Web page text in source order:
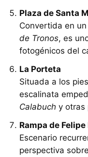
Plaza de Santa
Convertida en
de Tronos, es
fotogénicos del
La Porteta
Situada a los
escalinata
Calabuch y otras
Rampa de Felipe
Escenario
perspectiva